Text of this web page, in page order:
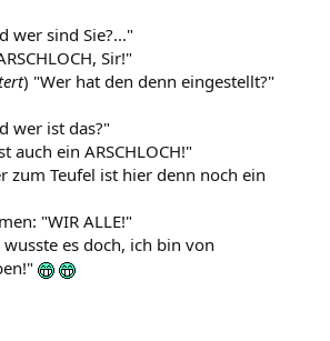
wer sind Sie?..."
Sir!"
) "Wer hat den denn eingestellt?"
wer ist das?"
auch ein ARSCHLOCH!"
zum Teufel ist hier denn noch ein
"WIR ALLE!"
es doch, ich bin von